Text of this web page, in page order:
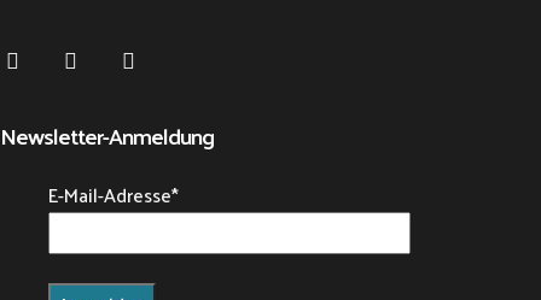
Newsletter-Anmeldung
E-Mail-Adresse*